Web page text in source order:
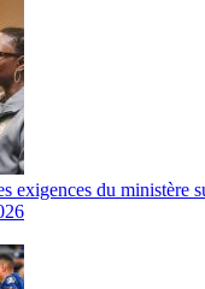
exigences du ministère